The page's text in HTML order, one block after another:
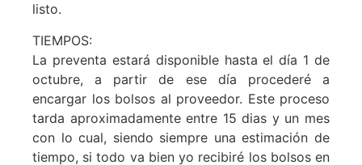
listo.
TIEMPOS:
La preventa estará disponible hasta el día 1 de
octubre, a partir de ese día procederé a
encargar los bolsos al proveedor. Este proceso
tarda aproximadamente entre 15 dias y un mes
con lo cual, siendo siempre una estimación de
tiempo, si todo va bien yo recibiré los bolsos en